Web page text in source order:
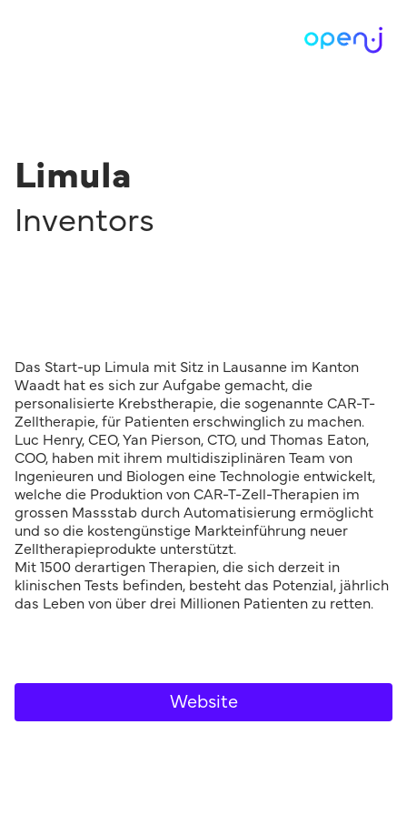
Limula
Inventors
Das Start-up Limula mit Sitz in Lausanne im Kanton
Waadt hat es sich zur Aufgabe gemacht, die
personalisierte Krebstherapie, die sogenannte CAR-T-
Zelltherapie, für Patienten erschwinglich zu machen.
Luc Henry, CEO, Yan Pierson, CTO, und Thomas Eaton,
COO, haben mit ihrem multidisziplinären Team von
Ingenieuren und Biologen eine Technologie entwickelt,
welche die Produktion von CAR-T-Zell-Therapien im
grossen Massstab durch Automatisierung ermöglicht
und so die kostengünstige Markteinführung neuer
Zelltherapieprodukte unterstützt.
Mit 1500 derartigen Therapien, die sich derzeit in
klinischen Tests befinden, besteht das Potenzial, jährlich
das Leben von über drei Millionen Patienten zu retten.
Website